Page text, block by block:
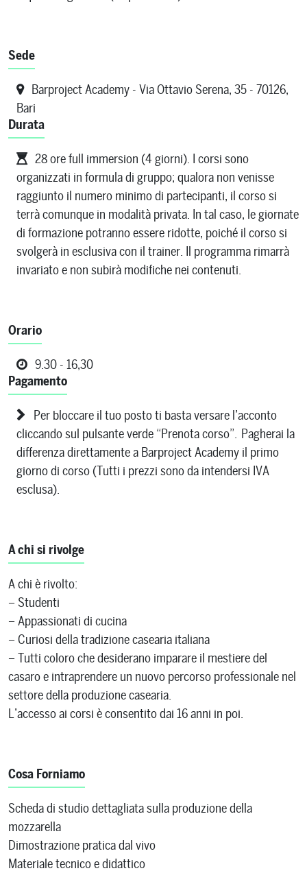
Sede
Barproject Academy - Via Ottavio Serena, 35 - 70126,
Bari
Durata
28 ore full immersion (4 giorni). I corsi sono
organizzati in formula di gruppo; qualora non venisse
raggiunto il numero minimo di partecipanti, il corso si
terrà comunque in modalità privata. In tal caso, le giornate
di formazione potranno essere ridotte, poiché il corso si
svolgerà in esclusiva con il trainer. Il programma rimarrà
invariato e non subirà modifiche nei contenuti.
Orario
9.30 - 16,30
Pagamento
Per bloccare il tuo posto ti basta versare l’acconto
cliccando sul pulsante verde “Prenota corso”. Pagherai la
differenza direttamente a Barproject Academy il primo
giorno di corso (Tutti i prezzi sono da intendersi IVA
esclusa).
A chi si rivolge
A chi è rivolto:
– Studenti
– Appassionati di cucina
– Curiosi della tradizione casearia italiana
– Tutti coloro che desiderano imparare il mestiere del
casaro e intraprendere un nuovo percorso professionale nel
settore della produzione casearia.
L’accesso ai corsi è consentito dai 16 anni in poi.
Cosa Forniamo
Scheda di studio dettagliata sulla produzione della
mozzarella
Dimostrazione pratica dal vivo
Materiale tecnico e didattico